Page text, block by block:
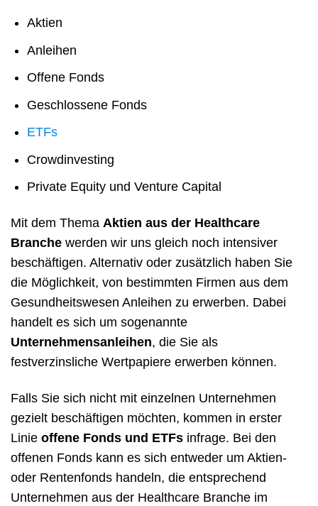
Aktien
Anleihen
Offene Fonds
Geschlossene Fonds
ETFs
Crowdinvesting
Private Equity und Venture Capital
Mit dem Thema Aktien aus der Healthcare
Branche werden wir uns gleich noch intensiver
beschäftigen. Alternativ oder zusätzlich haben Sie
die Möglichkeit, von bestimmten Firmen aus dem
Gesundheitswesen Anleihen zu erwerben. Dabei
handelt es sich um sogenannte
Unternehmensanleihen, die Sie als
festverzinsliche Wertpapiere erwerben können.
Falls Sie sich nicht mit einzelnen Unternehmen
gezielt beschäftigen möchten, kommen in erster
Linie offene Fonds und ETFs infrage. Bei den
offenen Fonds kann es sich entweder um Aktien-
oder Rentenfonds handeln, die entsprechend
Unternehmen aus der Healthcare Branche im